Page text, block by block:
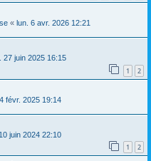
« lun. 6 avr. 2026 12:21
27 juin 2025 16:15
1 2
févr. 2025 19:14
juin 2024 22:10
1 2